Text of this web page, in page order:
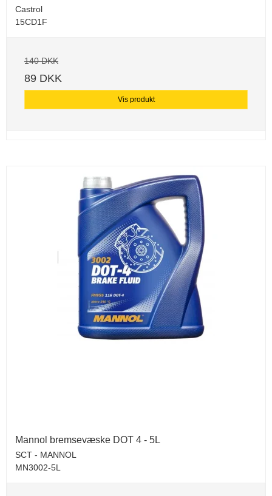
Castrol
15CD1F
140 DKK
89 DKK
Vis produkt
Mannol bremsevæske DOT 4 - 5L
SCT - MANNOL
MN3002-5L